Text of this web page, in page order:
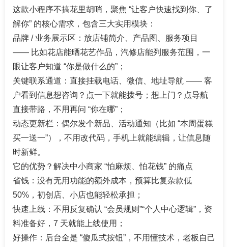
这款小程序不搞花里胡哨，聚焦 “让客户快速找到你、了
解你” 的核心需求，包含三大实用模块：​
品牌 / 业务展示区：放店铺简介、产品图、服务项目
—— 比如花店能晒花艺作品，汽修店能列服务范围，一
眼让客户知道 “你是做什么的”；​
关键联系通道：直接挂载电话、微信、地址导航 —— 客
户看到信息想咨询？点一下就能拨号；想上门？点导航
直接带路，不用再问 “你在哪”；​
动态更新栏：偶尔发个新品、活动通知（比如 “本周蛋糕
买一送一”），不用改代码，手机上就能编辑，让信息随
时新鲜。​
它的优势？解决中小商家 “怕麻烦、怕花钱” 的痛点​
省钱：没有无用功能的额外成本，预算比复杂款低
50%，初创店、小店也能轻松承担；​
快速上线：不用反复确认 “会员规则”“个人中心逻辑”，资
料准备好，7 天就能上线使用；​
好操作：后台全是 “傻瓜式按钮”，不用懂技术，老板自己